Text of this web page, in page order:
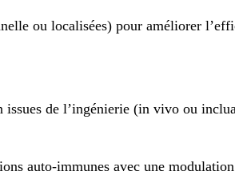
ou localisées) pour améliorer
de l’ingénierie (in vivo ou
auto-immunes avec une